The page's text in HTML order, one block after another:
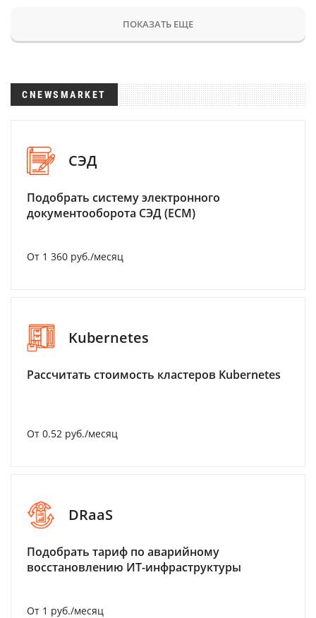
ПОКАЗАТЬ ЕЩЕ
CNEWSMARKET
СЭД
Подобрать систему электронного
документооборота СЭД (ECM)
От 1 360 руб./месяц
Kubernetes
Рассчитать стоимость кластеров Kubernetes
От 0.52 руб./месяц
DRaaS
Подобрать тариф по аварийному
восстановлению ИТ-инфраструктуры
От 1 руб./месяц